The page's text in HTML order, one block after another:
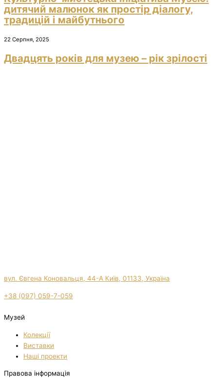
дитячий малюнок як простір діалогу,
традицій і майбутнього
22 Серпня, 2025
Двадцять років для музею – рік зрілості
вул. Євгена Коновальця, 44-А Київ, 01133, Україна
+38 (097) 059-7-059
Музей
Колекції
Виставки
Нашi проекти
Правова інформація